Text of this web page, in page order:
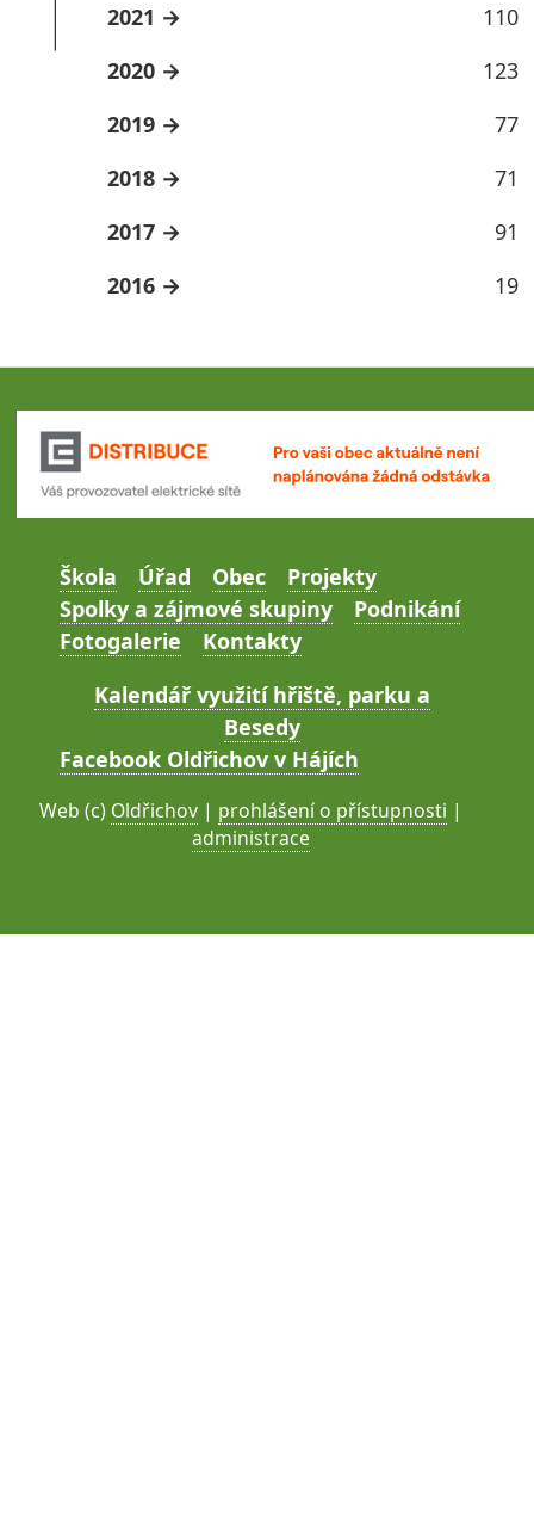
2021
110
2020
123
2019
77
2018
71
2017
91
2016
19
Škola Úřad Obec
Projekty
Spolky a zájmové skupiny
Podnikání
Fotogalerie
Kontakty
Kalendář využití hřiště, parku a
Besedy
Facebook Oldřichov v Hájích
Web (c) Oldřichov | prohlášení o přístupnosti |
administrace